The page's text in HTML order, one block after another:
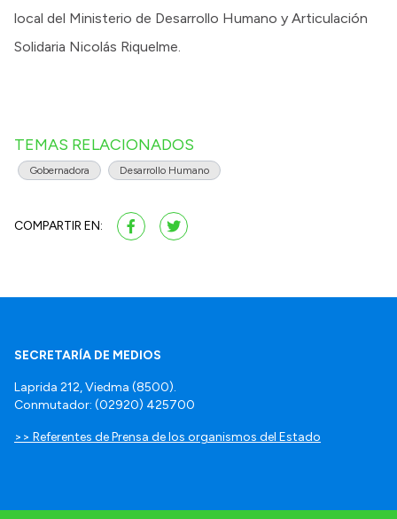
local del Ministerio de Desarrollo Humano y Articulación
Solidaria Nicolás Riquelme.
TEMAS RELACIONADOS
Gobernadora Desarrollo Humano
COMPARTIR EN:
SECRETARÍA DE MEDIOS
Laprida 212, Viedma (8500).
Conmutador: (02920) 425700
>> Referentes de Prensa de los organismos del Estado